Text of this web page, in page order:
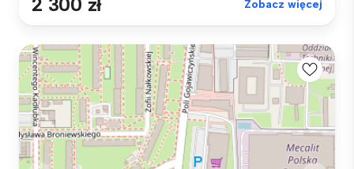
2 300 zł Zobacz więcej